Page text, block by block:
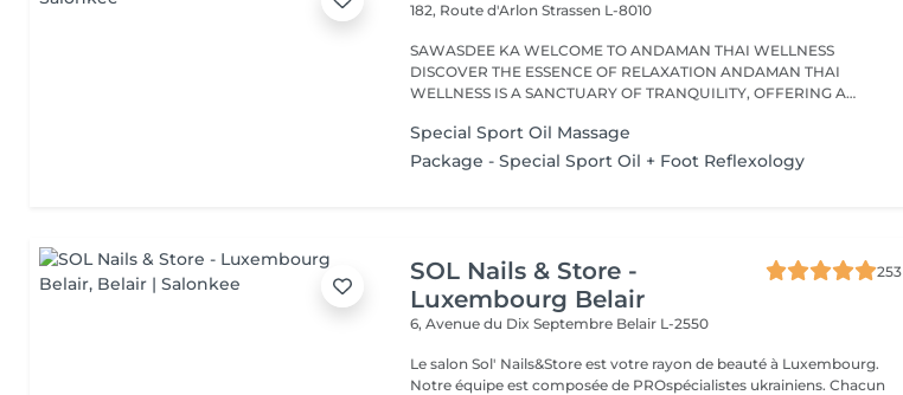
182, Route d'ArlonStrassen L-8010
SAWASDEE KA WELCOME TO ANDAMAN THAI WELLNESS
DISCOVER THE ESSENCE OF RELAXATION ANDAMAN THAI
WELLNESS IS A SANCTUARY OF TRANQUILITY, OFFERING A
Special Sport Oil Massage
Package - Special Sport Oil + Foot Reflexology
SOL Nails & Store -
Luxembourg Belair
253
6, Avenue du Dix Septembre Belair L-2550
Le salon Sol' Nails&Store est votre rayon de beauté à Luxembourg.
Notre équipe est composée de PROspécialistes ukrainiens. Chacun